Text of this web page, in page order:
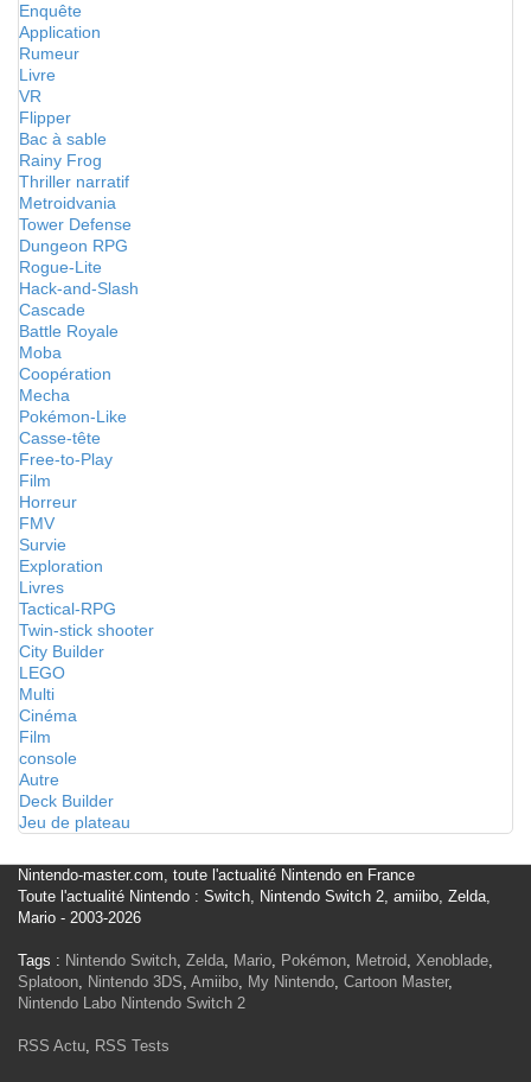
Enquête
Application
Rumeur
Livre
VR
Flipper
Bac à sable
Rainy Frog
Thriller narratif
Metroidvania
Tower Defense
Dungeon RPG
Rogue-Lite
Hack-and-Slash
Cascade
Battle Royale
Moba
Coopération
Mecha
Pokémon-Like
Casse-tête
Free-to-Play
Film
Horreur
FMV
Survie
Exploration
Livres
Tactical-RPG
Twin-stick shooter
City Builder
LEGO
Multi
Cinéma
Film
console
Autre
Deck Builder
Jeu de plateau
Nintendo-master.com, toute l'actualité Nintendo en France
Toute l'actualité Nintendo : Switch, Nintendo Switch 2, amiibo, Zelda,
Mario - 2003-2026
Tags : Nintendo Switch, Zelda, Mario, Pokémon, Metroid, Xenoblade,
Splatoon, Nintendo 3DS, Amiibo, My Nintendo, Cartoon Master,
Nintendo Labo Nintendo Switch 2
RSS Actu, RSS Tests